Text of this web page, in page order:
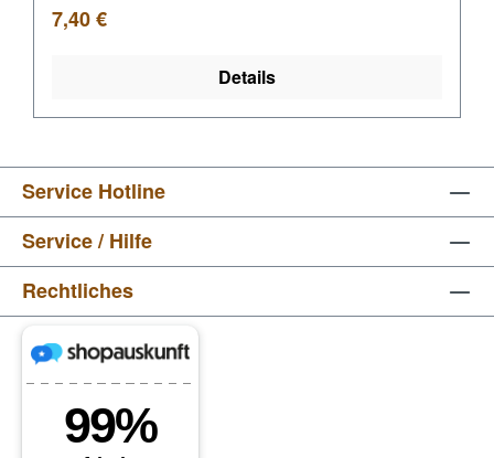
Regulärer Preis:
7,40 €
Details
Service Hotline
Service / Hilfe
Rechtliches